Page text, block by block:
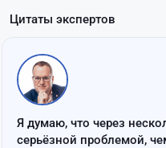
Цитаты экспертов
Я думаю, что через
серьёзной проблемой,